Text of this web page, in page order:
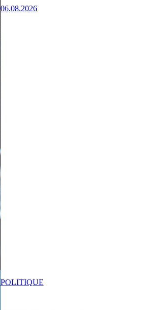
06.08.2026
POLITIQUE